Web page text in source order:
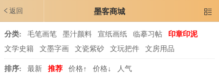
返回 墨客商城 
分类: 毛笔画笔 墨汁颜料 宣纸画纸 临摹习帖
印章印泥
文学史籍
文墨字画 文瓷紫砂 文玩把件 文房用品
排序: 最新 推荐 价格↑ 价格↓ 人气